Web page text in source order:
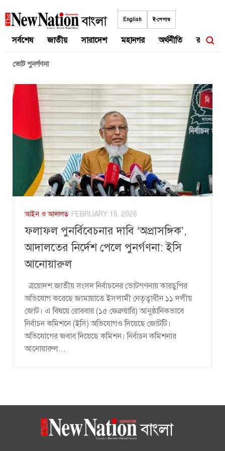
to
English ই-পেপার
সর্বশেষ জাতীয় সারাদেশ মহানগর অর্থনীতি রাজনীতি
ভোট পুনর্গণনা
আইন ও আদালত FEBRUARY 15, 2026
ফলাফল পুনর্বিবেচনার দাবি ‘অপ্রাসঙ্গিক’,
আদালতের নির্দেশ পেলে পুনর্গণনা: ইসি
আনোয়ারুল
ত্রয়োদশ জাতীয় সংসদ নির্বাচনের ভোটগণনায় কারচুপির
অভিযোগ করেছে জামায়াতে ইসলামী নেতৃত্বাধীন ১১ দলীয়
জোট। এ বিষয়ে রোববার (১৫ ফেব্রুয়ারি) আনুষ্ঠানিকভাবে
নির্বাচন কমিশনে (ইসি) অভিযোগও দিয়েছে জোটটি।
অভিযোগের জবাব দিয়েছে কমিশন। নির্বাচন কমিশনার
আনোয়ারুল...